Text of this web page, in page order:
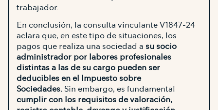
trabajador.
En conclusión, la consulta vinculante V1847-24
aclara que, en este tipo de situaciones, los
pagos que realiza una sociedad a su socio
administrador por labores profesionales
distintas a las de su cargo pueden ser
deducibles en el Impuesto sobre
Sociedades. Sin embargo, es fundamental
cumplir con los requisitos de valoración,